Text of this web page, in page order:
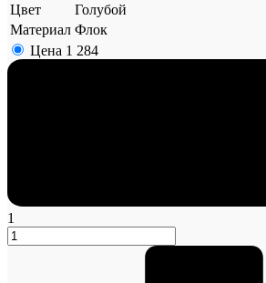
Цвет
Голубой
Материал Флок
Цена 1 284
1